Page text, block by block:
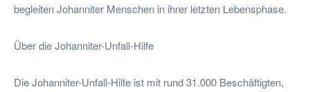
begleiten Johanniter Menschen in ihrer letzten Lebensphase.
Über die Johanniter-Unfall-Hilfe
Die Johanniter-Unfall-Hilfe ist mit rund 31.000 Beschäftigten,